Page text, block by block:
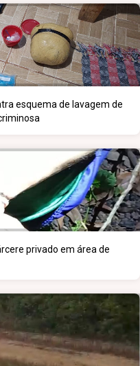
esquema de lavagem de
privado em área de